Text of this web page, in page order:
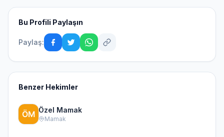
Bu Profili Paylaşın
Paylaş:
Benzer Hekimler
Özel Mamak
Mamak